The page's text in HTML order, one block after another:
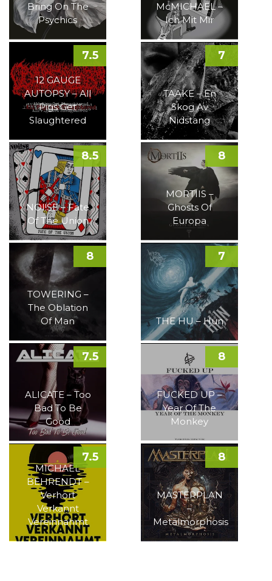
Bring On The
Psychics
McMICHAEL –
Ich Mit Mir
12 GAUGE
AUTOPSY – All
Pigs Get
Slaughtered
7.5
TAAKE – En
Skog Av
Nidstang
7
NOI!SE – Fate
Of The Union
8.5
MORTIIS –
Ghosts Of
Europa
8
TOWERING –
The Oblation
Of Man
8
THE HU – Hun
7
ALICATE – Too
Bad To Be
Good
7.5
FUCKED UP –
Year Of The
Monkey
8
MICHAEL
BEHRENDT –
Verhört
Verkannt
Vereinnahmt
7.5
MASTERPLAN
–
Metalmorphosis
8